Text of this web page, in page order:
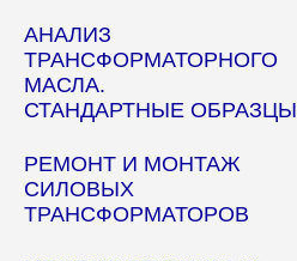
АНАЛИЗ
ТРАНСФОРМАТОРНОГО
МАСЛА.
СТАНДАРТНЫЕ ОБРАЗЦЫ
РЕМОНТ И МОНТАЖ
СИЛОВЫХ
ТРАНСФОРМАТОРОВ